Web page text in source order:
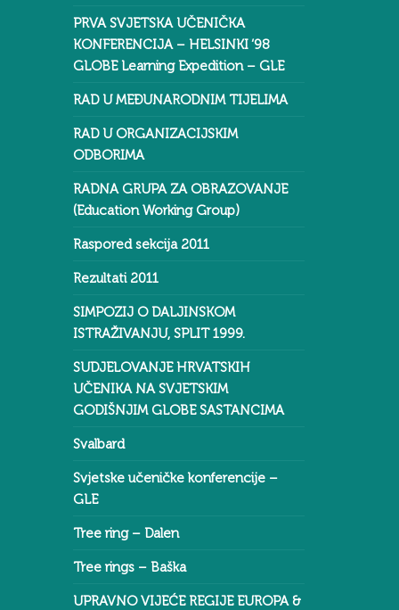
PRVA SVJETSKA UČENIČKA
KONFERENCIJA – HELSINKI ‘98
GLOBE Learning Expedition – GLE
RAD U MEĐUNARODNIM TIJELIMA
RAD U ORGANIZACIJSKIM
ODBORIMA
RADNA GRUPA ZA OBRAZOVANJE
(Education Working Group)
Raspored sekcija 2011
Rezultati 2011
SIMPOZIJ O DALJINSKOM
ISTRAŽIVANJU, SPLIT 1999.
SUDJELOVANJE HRVATSKIH
UČENIKA NA SVJETSKIM
GODIŠNJIM GLOBE SASTANCIMA
Svalbard
Svjetske učeničke konferencije –
GLE
Tree ring – Dalen
Tree rings – Baška
UPRAVNO VIJEĆE REGIJE EUROPA &